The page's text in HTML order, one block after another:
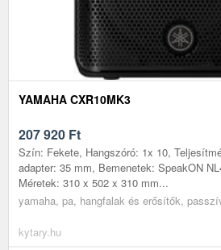
YAMAHA CXR10MK3
207 920 Ft
Szín: Fekete, Hangszóró: 1x 10,
adapter: 35 mm, Bemenetek: SpeakON
Méretek: 310 x 502 x 310 mm...
yamaha, pa, hangfalak és erősítők,
kytary.hu